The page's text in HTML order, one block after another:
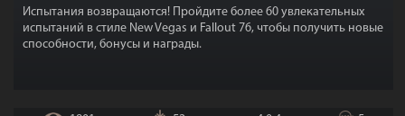
Испытания возвращаются! Пройдите более 60 увлекательных
испытаний в стиле New Vegas и Fallout 76, чтобы получить новые
способности, бонусы и награды.